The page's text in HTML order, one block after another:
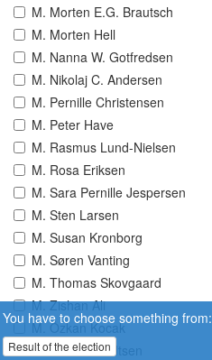
M. Morten E.G. Brautsch
M. Morten Hell
M. Nanna W. Gotfredsen
M. Nikolaj C. Andersen
M. Pernille Christensen
M. Peter Have
M. Rasmus Lund-Nielsen
M. Rosa Eriksen
M. Sara Pernille Jespersen
M. Sten Larsen
M. Susan Kronborg
M. Søren Vanting
M. Thomas Skovgaard
M. Zishan Ali
M. Özkan Kocak
O. Alex Ahrendtsen
You have to choose something from:
Result of the election